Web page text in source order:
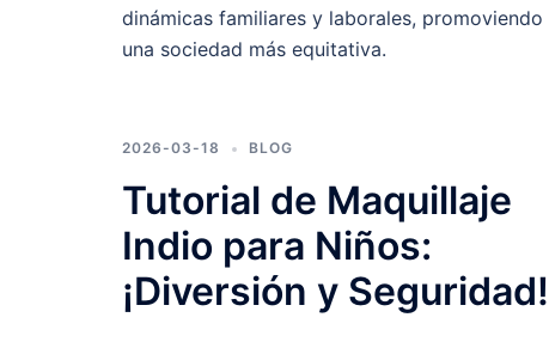
dinámicas familiares y laborales, promoviendo
una sociedad más equitativa.
2026-03-18 BLOG
Tutorial de Maquillaje
Indio para Niños:
¡Diversión y Seguridad!